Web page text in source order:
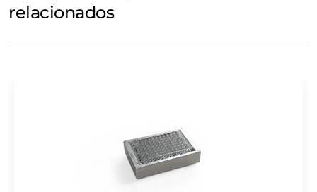
relacionados